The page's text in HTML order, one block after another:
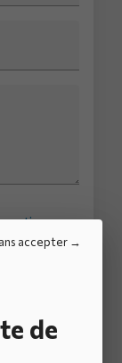
accepter
de
notice
données